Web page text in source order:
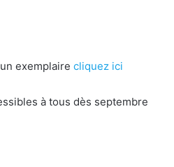
exemplaire cliquez ici
à tous dès septembre